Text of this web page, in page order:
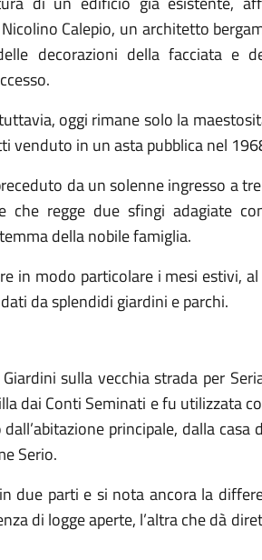
Calepio, un architetto
decorazioni della facciata e
oggi rimane solo la
venduto in un asta pubblica nel
da un solenne ingresso a
che regge due sfingi adagiate
della nobile famiglia.
in modo particolare i mesi estivi,
da splendidi giardini e parchi.
sulla vecchia strada per
dai Conti Seminati e fu utilizzata
principale, dalla casa
Serio.
due parti e si nota ancora la
di logge aperte, l’altra che dà